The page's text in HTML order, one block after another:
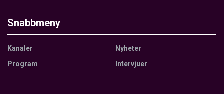
Snabbmeny
Kanaler
Program
Nyheter
Intervjuer